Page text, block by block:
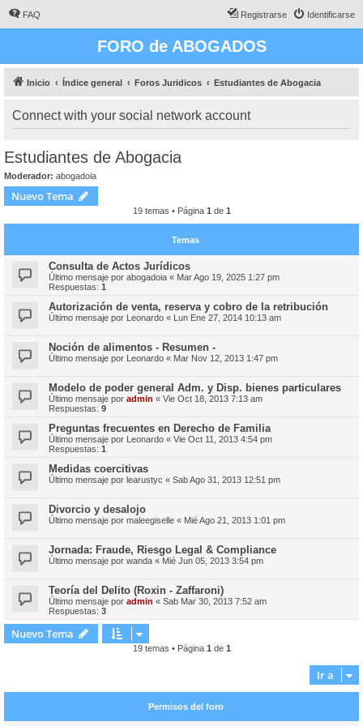
FAQ Identificarse
Registrarse
FORO de ABOGADOS
Inicio Índice general Foros Juridicos Estudiantes de Abogacia
Connect with your social network account
Estudiantes de Abogacia
Moderador: abogadoia
Nuevo Tema
19 temas • Página 1 de 1
Temas
Consulta de Actos Jurídicos
Último mensaje por abogadoia « Mar Ago 19, 2025 1:27 pm
Respuestas: 1
Autorización de venta, reserva y cobro de la retribución
Último mensaje por Leonardo « Lun Ene 27, 2014 10:13 am
Noción de alimentos - Resumen -
Último mensaje por Leonardo « Mar Nov 12, 2013 1:47 pm
Modelo de poder general Adm. y Disp. bienes particulares
Último mensaje por admin « Vie Oct 18, 2013 7:13 am
Respuestas: 9
Preguntas frecuentes en Derecho de Familia
Último mensaje por Leonardo « Vie Oct 11, 2013 4:54 pm
Respuestas: 1
Medidas coercitivas
Último mensaje por learustyc « Sab Ago 31, 2013 12:51 pm
Divorcio y desalojo
Último mensaje por maleegiselle « Mié Ago 21, 2013 1:01 pm
Jornada: Fraude, Riesgo Legal & Compliance
Último mensaje por wanda « Mié Jun 05, 2013 3:54 pm
Teoría del Delito (Roxin - Zaffaroni)
Último mensaje por admin « Sab Mar 30, 2013 7:52 am
Respuestas: 3
Nuevo Tema
19 temas • Página 1 de 1
Ir a
Permisos del foro